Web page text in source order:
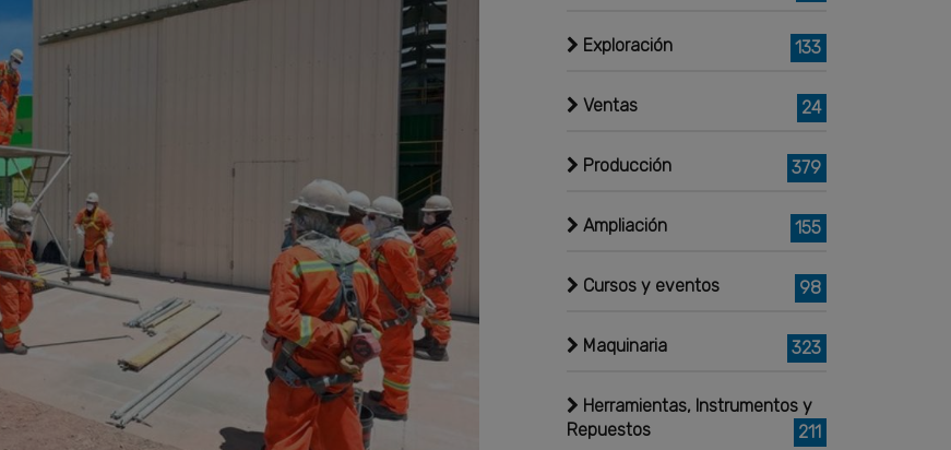
Exploración 133
Ventas 24
Producción 379
Ampliación 155
Cursos y eventos 98
Maquinaria 323
Herramientas, Instrumentos y
Repuestos
211